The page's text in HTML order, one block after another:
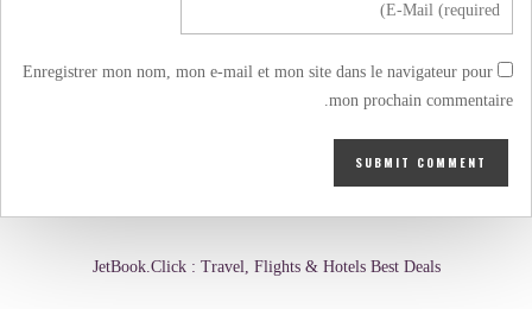
Enregistrer mon nom, mon e-mail et mon site dans le navigateur pour
mon prochain commentaire.
JetBook.Click : Travel, Flights & Hotels Best Deals